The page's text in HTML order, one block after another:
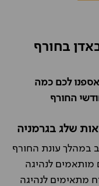
בחורף
לכם כמה
החורף
שלג בגרמניה
במהלך עונת החורף
מותאמים לנהיגה
מתאימים לנהיגה